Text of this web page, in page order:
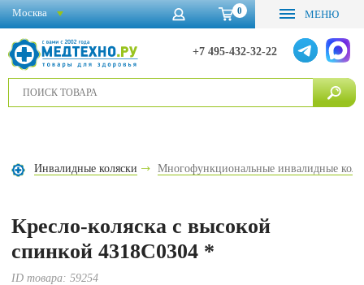
0 МЕНЮ
+7 495-432-32-22
Москва
Инвалидные коляски Многофункциональные инвалидные
Кресло-коляска с высокой
спинкой 4318C0304 *
ID товара:59254